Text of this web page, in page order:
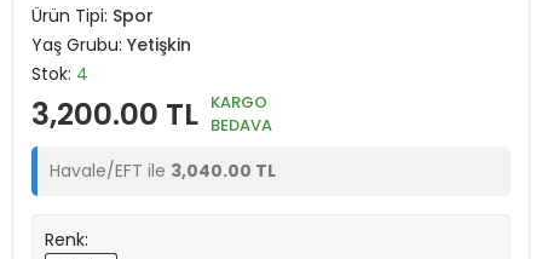
Ürün Tipi: Spor
Yaş Grubu: Yetişkin
Stok: 4
3,200.00 TL KARGO
BEDAVA
Havale/EFT ile 3,040.00 TL
Renk: